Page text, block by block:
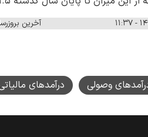
آخرین بروزرسانی: ۲۲
وصولی درآمدهای